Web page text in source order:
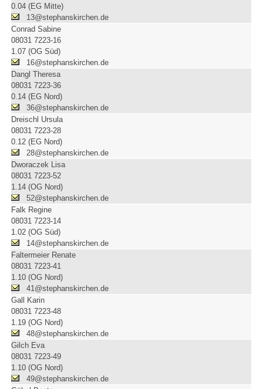
0.04 (EG Mitte)
13@stephanskirchen.de
Conrad Sabine
08031 7223-16
1.07 (OG Süd)
16@stephanskirchen.de
Dangl Theresa
08031 7223-36
0.14 (EG Nord)
36@stephanskirchen.de
Dreischl Ursula
08031 7223-28
0.12 (EG Nord)
28@stephanskirchen.de
Dworaczek Lisa
08031 7223-52
1.14 (OG Nord)
52@stephanskirchen.de
Falk Regine
08031 7223-14
1.02 (OG Süd)
14@stephanskirchen.de
Faltermeier Renate
08031 7223-41
1.10 (OG Nord)
41@stephanskirchen.de
Gall Karin
08031 7223-48
1.19 (OG Nord)
48@stephanskirchen.de
Gilch Eva
08031 7223-49
1.10 (OG Nord)
49@stephanskirchen.de